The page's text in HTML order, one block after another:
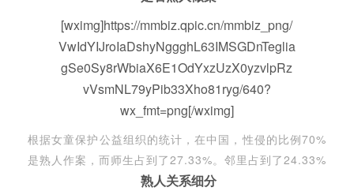
[wximg]https://mmbiz.qpic.cn/mmbiz_png/
VwIdYIJroIaDshyNggghL63IMSGDnTeglia
gSe0Sy8rWbiaX6E1OdYxzUzX0yzvlpRz
vVsmNL79yPib33Xho81ryg/640?
wx_fmt=png[/wximg]
根据女童保护公益组织的统计，在中国，性侵的比例70%
是熟人作案，而师生占到了27.33%。邻里占到了24.33%
熟人关系细分